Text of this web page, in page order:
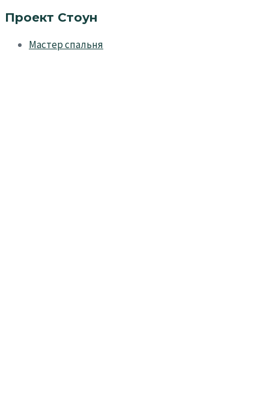
Проект Стоун
Мастер спальня